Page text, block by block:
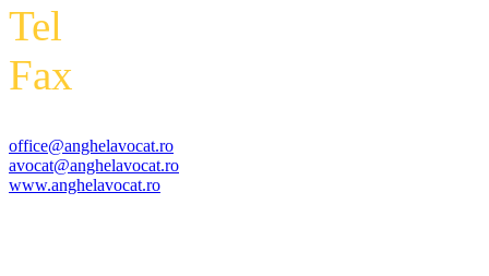
Tel
Fax
office@anghelavocat.ro
avocat@anghelavocat.ro
www.anghelavocat.ro